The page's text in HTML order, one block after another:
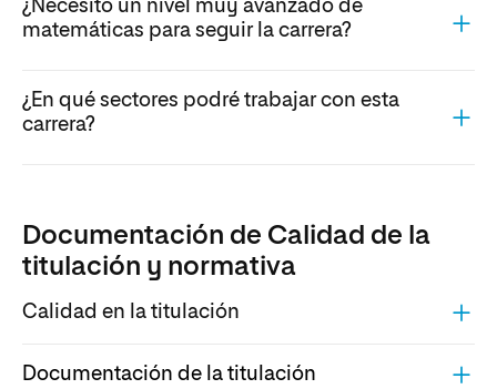
¿Necesito un nivel muy avanzado de
matemáticas para seguir la carrera?
¿En qué sectores podré trabajar con esta
carrera?
Documentación de Calidad de la
titulación y normativa
Calidad en la titulación
Documentación de la titulación